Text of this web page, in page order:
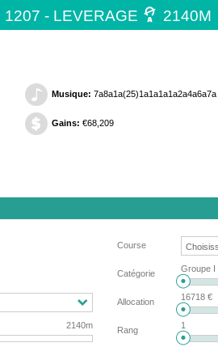
1207 - LEVERAGE  2140M
Musique: 7a8a1a(25)1a1a1a1a2a4a6a7a
Gains: €68,209
2140m
Course
Catégorie Groupe I
Allocation 16718 €
Rang 1